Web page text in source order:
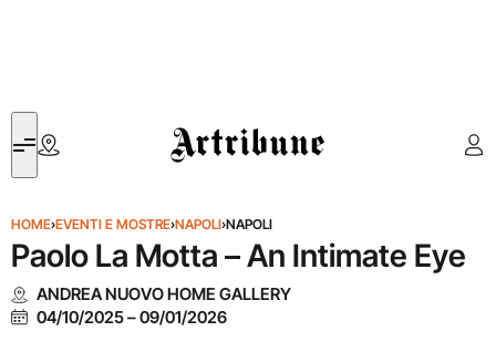
Artribune
HOME›EVENTI E MOSTRE›NAPOLI›NAPOLI
Paolo La Motta – An Intimate Eye
ANDREA NUOVO HOME GALLERY
04/10/2025–09/01/2026